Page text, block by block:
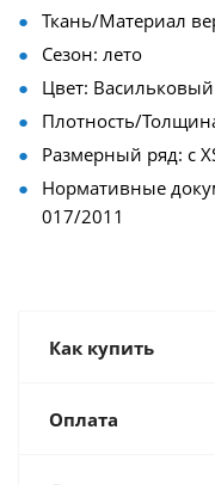
Ткань/Материал
Сезон: лето
Цвет: Васильковый
Плотность/
Размерный ряд: с
Нормативные
017/2011
Как купить
Оплата